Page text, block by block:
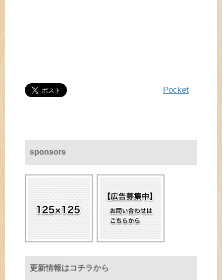
Pocket
sponsors
更新情報はコチラから